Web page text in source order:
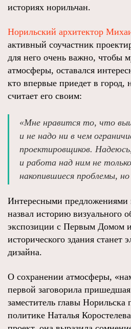
историях норильчан.
Норильский архитектор
активный соучастник
для него очень важно, чтобы
атмосферы, оставался
кто впервые приедет в город,
считает его своим:
«Мне нравится то, что
и не надо ни в чем
проектировщиков.
и работа над ним не
накопившиеся проблемы,
Интересными предложениями
назвал историю визуального
экспозиции с Первым Домом
исторического здания станет
дизайна.
О сохранении атмосферы,
первой заговорила
заместитель главы Норильска
политике Наталья